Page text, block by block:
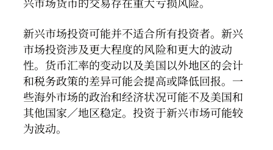
新兴市场投资可能并不适合所有投资者。新兴
市场投资涉及更大程度的风险和更大的波动
性。货币汇率的变动以及美国以外地区的会计
和税务政策的差异可能会提高或降低回报。一
些海外市场的政治和经济状况可能不及美国和
其他国家／地区稳定。投资于新兴市场可能较
为波动。